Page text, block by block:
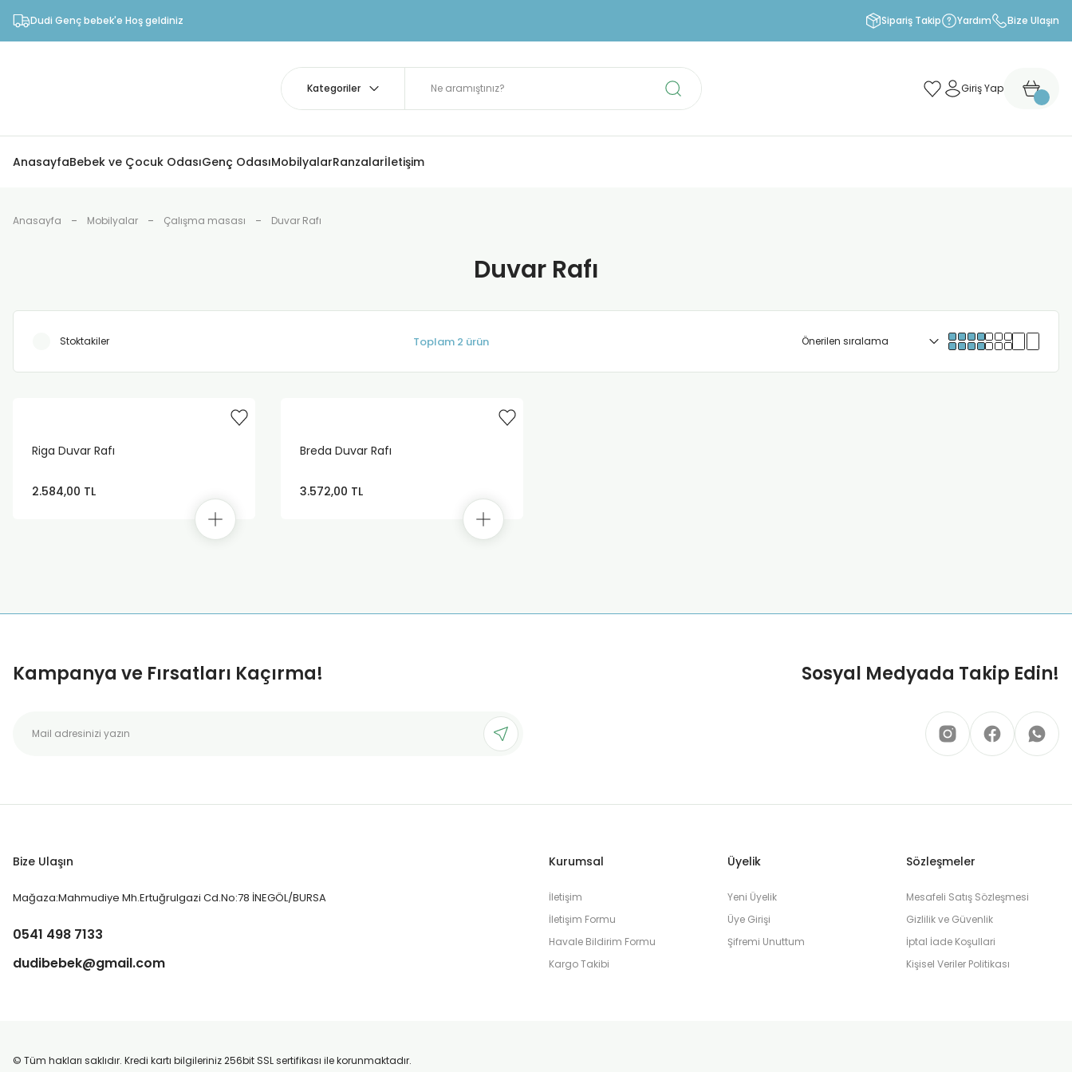
Dudi Genç bebek'e Hoş geldiniz Sipariş Takip Yardım Bize Ulaşın
Giriş Yap
AnasayfaBebek ve Çocuk OdasıGenç OdasıMobilyalarRanzalarİletişim
Anasayfa Mobilyalar Çalışma masası Duvar Rafı
Duvar Rafı
Stoktakiler Toplam 2 ürün
Riga Duvar Rafı
2.584,00 TL
Breda Duvar Rafı
3.572,00 TL
Kampanya ve Fırsatları Kaçırma! Sosyal Medyada Takip Edin!
Bize Ulaşın
Mağaza:Mahmudiye Mh.Ertuğrulgazi Cd.No:78 İNEGÖL/BURSA
0541 498 7133
dudibebek@gmail.com
Kurumsal
İletişim
İletişim Formu
Havale Bildirim Formu
Kargo Takibi
Üyelik
Yeni Üyelik
Üye Girişi
Şifremi Unuttum
Sözleşmeler
Mesafeli Satış Sözleşmesi
Gizlilik ve Güvenlik
İptal İade Koşullari
Kişisel Veriler Politikası
© Tüm hakları saklıdır. Kredi kartı bilgileriniz 256bit SSL sertifikası ile korunmaktadır.